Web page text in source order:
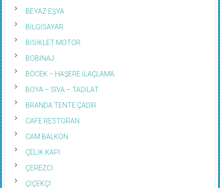
BEYAZ EŞYA
BİLGİSAYAR
BİSİKLET MOTOR
BOBİNAJ
BÖCEK – HAŞERE İLAÇLAMA
BOYA – SIVA – TADİLAT
BRANDA TENTE ÇADIR
CAFE RESTORAN
CAM BALKON
ÇELİK KAPI
ÇEREZCİ
ÇİÇEKÇİ